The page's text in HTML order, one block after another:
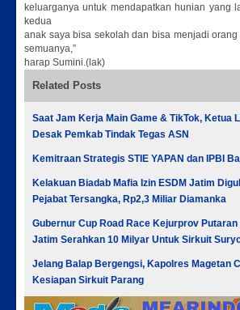
keluarganya untuk mendapatkan hunian yang
kedua
anak saya bisa sekolah dan bisa menjadi
semuanya,”
harap Sumini.(lak)
Related Posts
Saat Jam Kerja Main Game & TikTok, Ketua
Desak Pemkab Tindak Tegas ASN
Kemitraan Strategis STIE YAPAN dan IPBI
Kelakuan Biadab Mafia Izin ESDM Jatim
Pejabat Tersangka, Rp2,3 Miliar Diamanka
Gubernur Cup Road Race Kejurprov
Jatim Serahkan 10 Milyar Untuk Sirkuit
Jelang Balap Bergengsi, Kapolres Magetan
Kesiapan Sirkuit Parang